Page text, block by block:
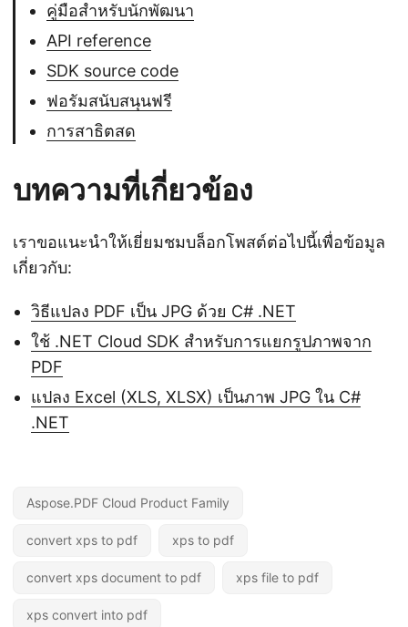
คู่มือสำหรับนักพัฒนา
API reference
SDK source code
ฟอรัมสนับสนุนฟรี
การสาธิตสด
บทความที่เกี่ยวข้อง
เราขอแนะนำให้เยี่ยมชมบล็อกโพสต์ต่อไปนี้เพื่อข้อมูล
เกี่ยวกับ:
วิธีแปลง PDF เป็น JPG ด้วย C# .NET
ใช้ .NET Cloud SDK สำหรับการแยกรูปภาพจาก
PDF
แปลง Excel (XLS, XLSX) เป็นภาพ JPG ใน C#
.NET
Aspose.PDF Cloud Product Family
convert xps to pdf xps to pdf
convert xps document to pdf xps file to pdf
xps convert into pdf